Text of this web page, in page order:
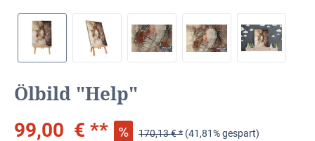
Ölbild "Help"
99,00 € ** 170,13 € * (41,81% gespart)